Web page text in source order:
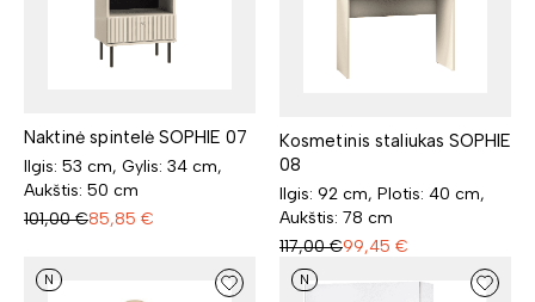
Naktinė spintelė SOPHIE 07
Ilgis: 53 cm, Gylis: 34 cm,
Aukštis: 50 cm
101,00 €85,85 €
Kosmetinis staliukas SOPHIE
08
Ilgis: 92 cm, Plotis: 40 cm,
Aukštis: 78 cm
117,00 €99,45 €
N N